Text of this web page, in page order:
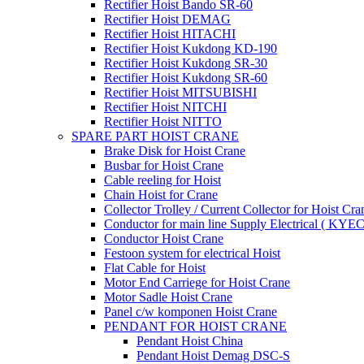
Rectifier Hoist Bando SR-60
Rectifier Hoist DEMAG
Rectifier Hoist HITACHI
Rectifier Hoist Kukdong KD-190
Rectifier Hoist Kukdong SR-30
Rectifier Hoist Kukdong SR-60
Rectifier Hoist MITSUBISHI
Rectifier Hoist NITCHI
Rectifier Hoist NITTO
SPARE PART HOIST CRANE
Brake Disk for Hoist Crane
Busbar for Hoist Crane
Cable reeling for Hoist
Chain Hoist for Crane
Collector Trolley / Current Collector for Hoist
Conductor for main line Supply Electrical (
Conductor Hoist Crane
Festoon system for electrical Hoist
Flat Cable for Hoist
Motor End Carriege for Hoist Crane
Motor Sadle Hoist Crane
Panel c/w komponen Hoist Crane
PENDANT FOR HOIST CRANE
Pendant Hoist China
Pendant Hoist Demag DSC-S